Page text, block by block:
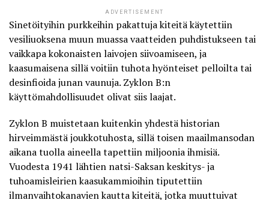
ADVERTISEMENT
Sinetöityihin purkkeihin pakattuja kiteitä käytettiin
vesiliuoksena muun muassa vaatteiden puhdistukseen tai
vaikkapa kokonaisten laivojen siivoamiseen, ja
kaasumaisena sillä voitiin tuhota hyönteiset pelloilta tai
desinfioida junan vaunuja. Zyklon B:n
käyttömahdollisuudet olivat siis laajat.
Zyklon B muistetaan kuitenkin yhdestä historian
hirveimmästä joukkotuhosta, sillä toisen maailmansodan
aikana tuolla aineella tapettiin miljoonia ihmisiä.
Vuodesta 1941 lähtien natsi-Saksan keskitys- ja
tuhoamisleirien kaasukammioihin tiputettiin
ilmanvaihtokanavien kautta kiteitä, jotka muuttuivat